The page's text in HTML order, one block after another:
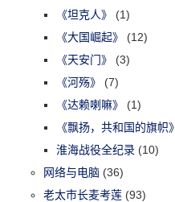
《坦克人》
(1)
《大国崛起》
(12)
《天安门》
(3)
《河殇》
(7)
《达赖喇嘛》
(1)
《飘扬，共和国的旗帜》
淮海战役全纪录 (10)
网络与电脑 (36)
老太市长麦考莲 (93)